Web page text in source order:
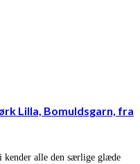
Lilla, Bomuldsgarn, fra
alle den særlige glæde